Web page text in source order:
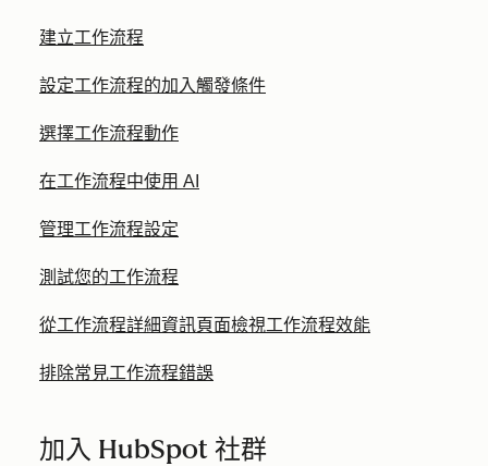
建立工作流程
設定工作流程的加入觸發條件
選擇工作流程動作
在工作流程中使用 AI
管理工作流程設定
測試您的工作流程
從工作流程詳細資訊頁面檢視工作流程效能
排除常見工作流程錯誤
加入 HubSpot 社群